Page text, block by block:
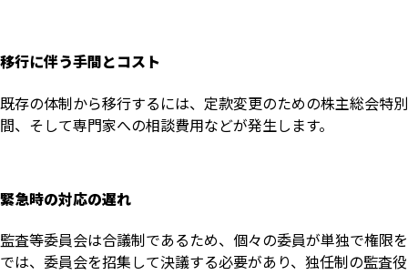
移行に伴う手間とコスト
既存の体制から移行するには、定款変更のための株主総会特
間、そして専門家への相談費用などが発生します。
緊急時の対応の遅れ
監査等委員会は合議制であるため、個々の委員が単独で権限
では、委員会を招集して決議する必要があり、独任制の監査